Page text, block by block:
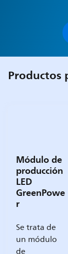
Productos
Módulo de
producción
LED
GreenPowe
r
Se trata de
un módulo